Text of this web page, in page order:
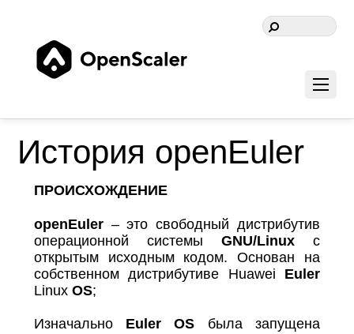
История openEuler
ПРОИСХОЖДЕНИЕ
openEuler– это свободный дистрибутив
операционной системыGNU/Linux с
открытым исходным кодом. Основан на
собственном дистрибутиве Huawei Euler
Linux OS;
Изначально Euler OS была запущена